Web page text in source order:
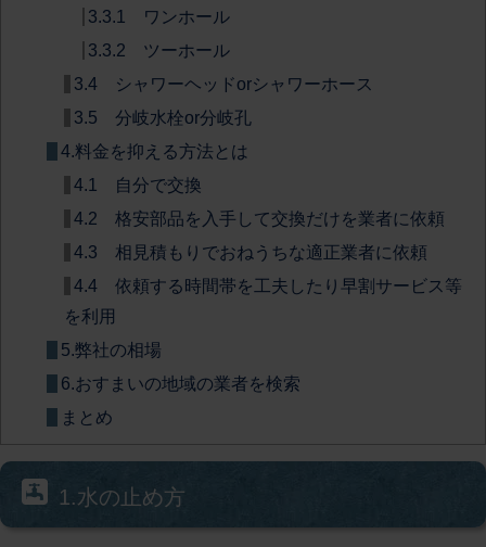
3.3.1 ワンホール
3.3.2 ツーホール
3.4 シャワーヘッドorシャワーホース
3.5 分岐水栓or分岐孔
4.料金を抑える方法とは
4.1 自分で交換
4.2 格安部品を入手して交換だけを業者に依頼
4.3 相見積もりでおねうちな適正業者に依頼
4.4 依頼する時間帯を工夫したり早割サービス等
を利用
5.弊社の相場
6.おすまいの地域の業者を検索
まとめ
1.水の止め方